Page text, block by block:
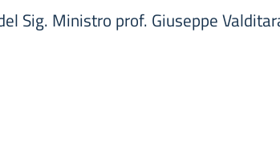
Sig. Ministro prof. Giuseppe